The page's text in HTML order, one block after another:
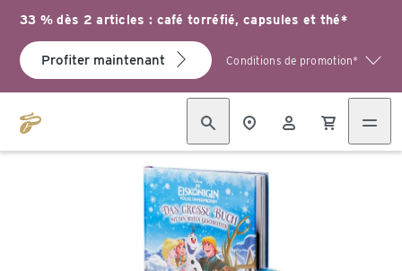
33 % dès 2 articles : café torréfié, capsules et thé*
Profiter maintenant Conditions de promotion*